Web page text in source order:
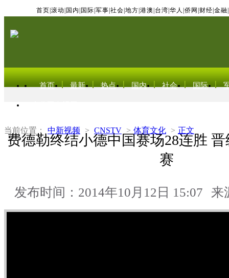
首页 滚动 国内 国际 军事 社会 地方 港澳 台湾 华人 侨网 财经 金融
首页 最新 热点 国内 社会 国际
当前位置： 中新视频 > CNSTV > 体育文化 > 正文
费德勒终结小德中国赛场28连胜
赛
发布时间：2014年10月12日 15:07 来